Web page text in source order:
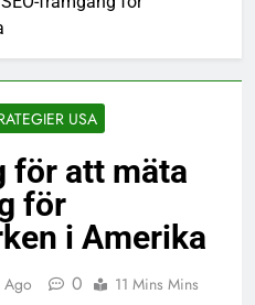
USA
för att mäta
för
i Amerika
Ago 0 11 Mins Mins